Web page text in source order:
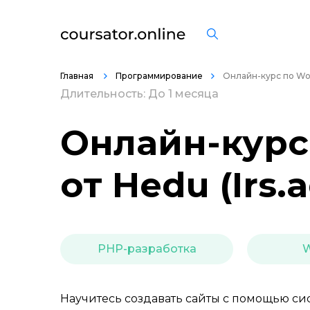
Главная Программирование Онлайн-курс по
Длительность: До 1 месяца
Онлайн-
от Hedu
PHP-разработка
Научитесь создавать сайты с помощью